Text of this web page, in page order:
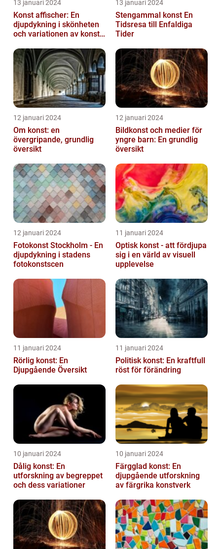
13 januari 2024
Konst affischer: En
djupdykning i skönheten
och variationen av konst
13 januari 2024
Stengammal konst En
Tidsresa till Enfaldiga
Tider
12 januari 2024
Om konst: en
övergripande, grundlig
översikt
12 januari 2024
Bildkonst och medier för
yngre barn: En grundlig
översikt
12 januari 2024
Fotokonst Stockholm - En
djupdykning i stadens
fotokonstscen
11 januari 2024
Optisk konst - att fördjupa
sig i en värld av visuell
upplevelse
11 januari 2024
Rörlig konst: En
Djupgående Översikt
11 januari 2024
Politisk konst: En kraftfull
röst för förändring
10 januari 2024
Dålig konst: En
utforskning av begreppet
och dess variationer
10 januari 2024
Färgglad konst: En
djupgående utforskning
av färgrika konstverk